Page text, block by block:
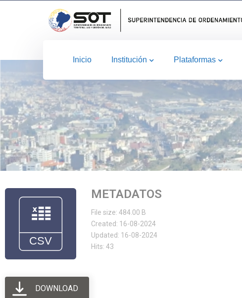
Inicio Institución Plataformas
METADATOS
File size: 484.00 B
Created: 16-08-2024
Updated: 16-08-2024
Hits: 43
DOWNLOAD